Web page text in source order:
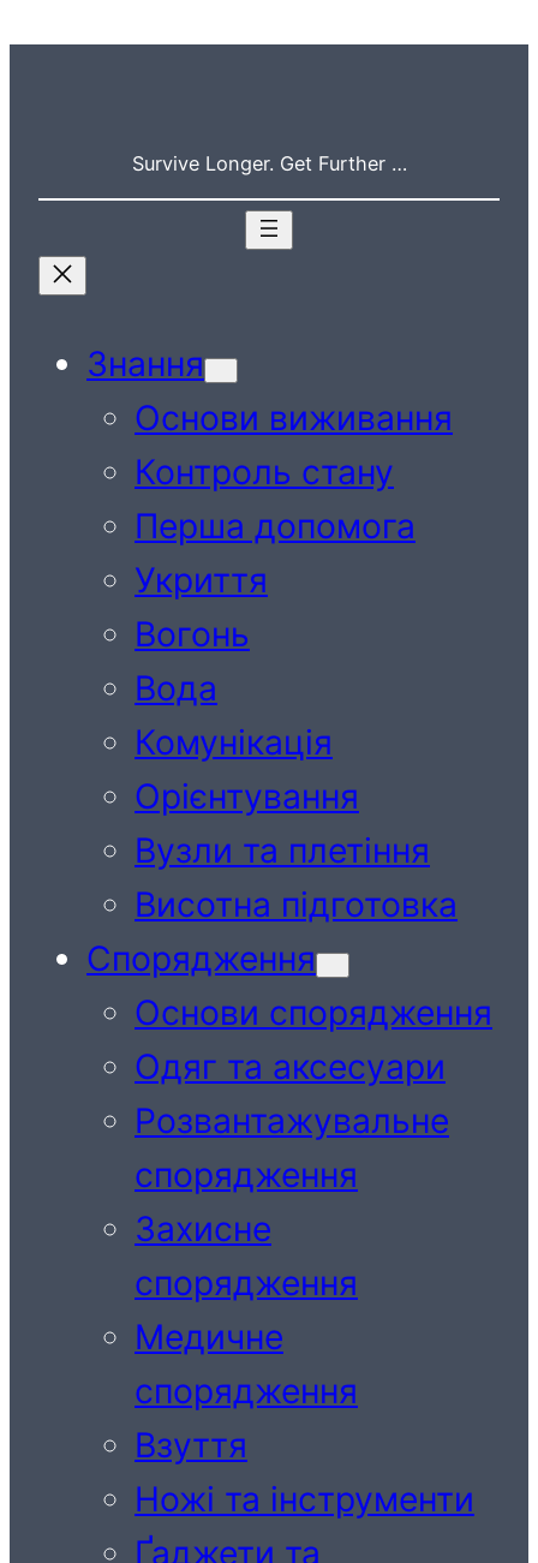
Survive Longer. Get Further …
Знання
Основи виживання
Контроль стану
Перша допомога
Укриття
Вогонь
Вода
Комунікація
Орієнтування
Вузли та плетіння
Висотна підготовка
Спорядження
Основи спорядження
Одяг та аксесуари
Розвантажувальне
спорядження
Захисне
спорядження
Медичне
спорядження
Взуття
Ножі та інструменти
Ґаджети та